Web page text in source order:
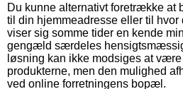
Du kunne alternativt foretrække at
til din hjemmeadresse eller til hvor
viser sig somme tider en kende
gengæld særdeles
løsning kan ikke modsiges at
produkterne, men den mulighed
ved online forretningens bopæl.